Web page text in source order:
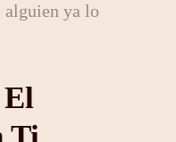
alguien ya lo